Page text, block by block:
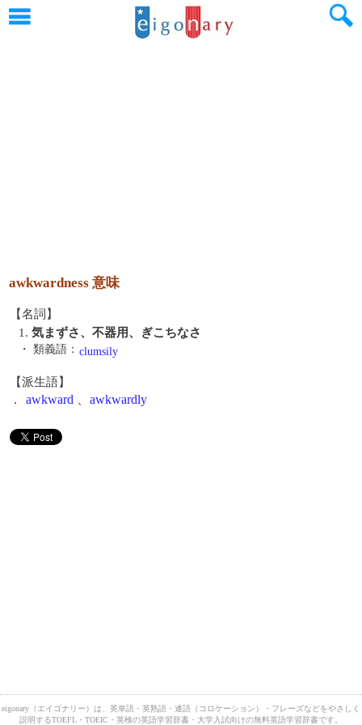
awkwardness 意味
【名詞】
1. 気まずさ、不器用、ぎこちなさ
・ 類義語： clumsily
【派生語】
. awkward awkwardly
eigonary（エイゴナリー）は、英単語・英熟語・連語（コロケーション）・フレーズなどをやさしく
説明するTOEFL・TOEIC・英検の英語学習辞書・大学入試向けの無料英語学習辞書です。